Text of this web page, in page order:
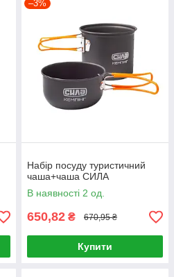
–3%
Набір посуду туристичний
чаша+чаша СИЛА
В наявності 2 од.
650,82 ₴ 670,95 ₴
Купити